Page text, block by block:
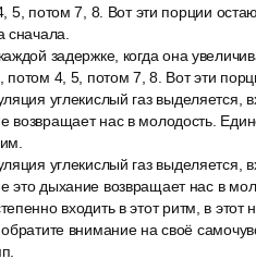
5, потом 7, 8. Вот эти порции
сначала.
задержке, когда она
потом 4, 5, потом 7, 8. Вот эти
углекислый газ
возвращает нас в молодость.
углекислый газ
это дыхание возвращает нас в
входить в этот ритм, в
внимание на своё